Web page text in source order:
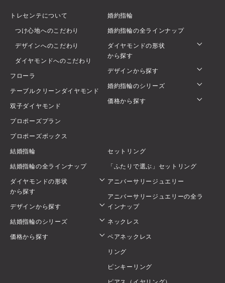
トレセンテについて
つけ心地へのこだわり
デザインへのこだわり
ダイヤモンドへのこだわり
フローラ
テーブルクリーンダイヤモンド
双子ダイヤモンド
プロポーズプラン
プロポーズボックス
婚約指輪
婚約指輪の全ラインナップ
ダイヤモンドの形状
から探す
デザインから探す
婚約指輪のシリーズ
価格から探す
結婚指輪
結婚指輪の全ラインナップ
ダイヤモンドの形状
から探す
デザインから探す
結婚指輪のシリーズ
価格から探す
セットリング
「ふたりで選ぶ」セットリング
アニバーサリージュエリー
アニバーサリージュエリーの全ラ
インナップ
ネックレス
ペアネックレス
リング
ピンキーリング